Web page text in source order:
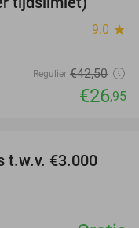
9.0 star
Regulier €42,50
€26,95
t.w.v. €3.000